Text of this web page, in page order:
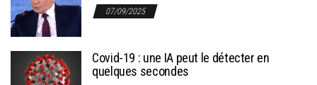
07/09/2025
Covid-19 : une IA peut le détecter en
quelques secondes